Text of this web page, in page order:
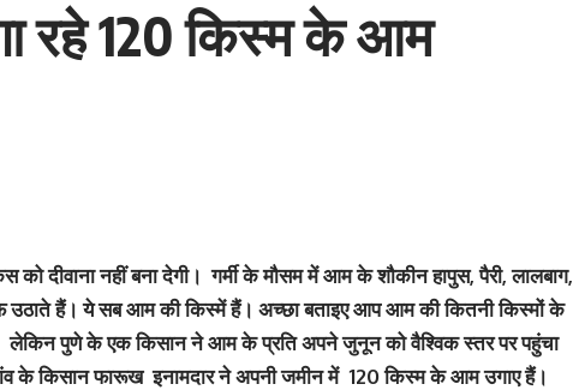
रहे 120 किस्‍म के आम
दीवाना नहीं बना देगी। गर्मी के मौसम में आम के शौकीन हापुस, पैरी, लालबाग,
उठाते हैं। ये सब आम की किस्‍में हैं। अच्‍छा बताइए आप आम की कितनी किस्‍मों के
लेकिन पुणे के एक किसान ने आम के प्रति अपने जुनून को वैश्विक स्तर पर पहुंचा
के किसान फारूख इनामदार ने अपनी जमीन में 120 किस्‍म के आम उगाए हैं।